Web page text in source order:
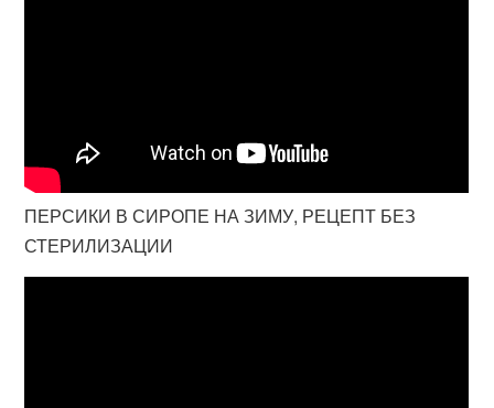
ПЕРСИКИ В СИРОПЕ НА ЗИМУ, РЕЦЕПТ БЕЗ
СТЕРИЛИЗАЦИИ